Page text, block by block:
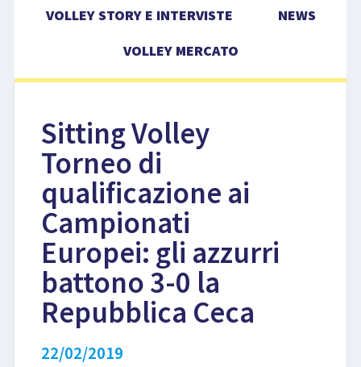
VOLLEY MERCATO
COMPETIZIONI
EVENTI
VOLLEY STORY E INTERVISTE
NEWS
VOLLEY MERCATO
Sitting Volley
Torneo di
qualificazione ai
Campionati
Europei: gli azzurri
battono 3-0 la
Repubblica Ceca
22/02/2019